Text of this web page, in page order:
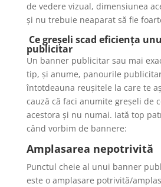
de vedere vizual, dimensiunea
și nu trebuie neaparat să fie
Ce greșeli scad eficiența
publicitar
Un banner publicitar sau mai
tip, și anume, panourile
întotdeauna reușitele la care te
cauză că faci anumite greșeli de
acestora și nu numai. Iată top
când vorbim de bannere:
Amplasarea nepotrivită
Punctul cheie al unui banner
este o amplasare potrivită/